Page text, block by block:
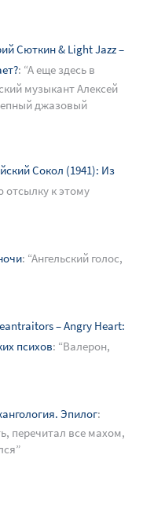
Сюткин & Light Jazz –
: “А еще здесь в
музыкант Алексей
джазовый
Сокол (1941): Из
к этому
: “Ангельский голос,
– Angry Heart:
психов: “Валерон,
Эпилог:
перечитал все махом,
”